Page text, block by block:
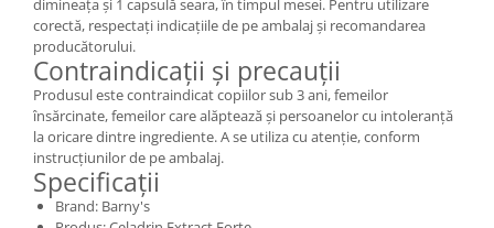
dimineața și 1 capsulă seara, în timpul mesei. Pentru utilizare
corectă, respectați indicațiile de pe ambalaj și recomandarea
producătorului.
Contraindicații și precauții
Produsul este contraindicat copiilor sub 3 ani, femeilor
însărcinate, femeilor care alăptează și persoanelor cu intoleranță
la oricare dintre ingrediente. A se utiliza cu atenție, conform
instrucțiunilor de pe ambalaj.
Specificații
Brand: Barny's